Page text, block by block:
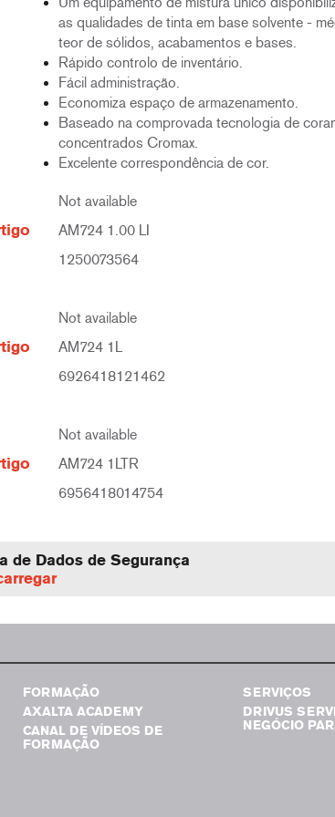
as qualidades de tinta em base solvente -
teor de sólidos, acabamentos e bases.
Rápido controlo de inventário.
Fácil administração.
Economiza espaço de armazenamento.
Baseado na comprovada tecnologia de
concentrados Cromax.
Excelente correspondência de cor.
Not available
AM724 1.00 LI
1250073564
Not available
AM724 1L
6926418121462
Not available
AM724 1LTR
6956418014754
de Dados de Segurança
FORMAÇÃO
AXALTA ACADEMY
CANAL DE VÍDEOS DE
FORMAÇÃO
SERVIÇOS
DRIVUS
NEGÓCIO